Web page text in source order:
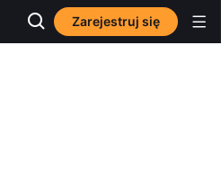
Zarejestruj się